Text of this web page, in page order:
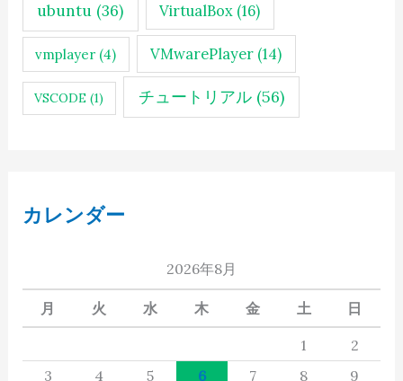
ubuntu (36) VirtualBox (16)
vmplayer (4) VMwarePlayer (14)
VSCODE (1) チュートリアル(56)
カレンダー
2026年8月
月 火 水 木 金 土 日
1
2
3
4 5 6 7 8 9